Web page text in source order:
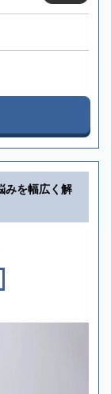
みを幅広く解